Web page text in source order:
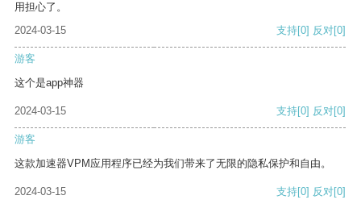
用担心了。
2024-03-15
支持[0] 反对[0]
游客
这个是app神器
2024-03-15 支持[0] 反对[0]
游客
这款加速器VPM应用程序已经为我们带来了无限的隐私保护和自由。
2024-03-15 支持[0] 反对[0]